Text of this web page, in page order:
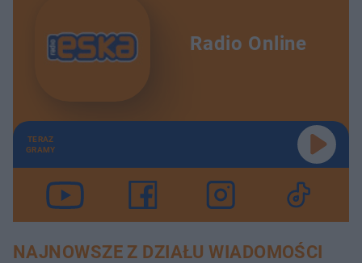
Radio Online
TERAZ
GRAMY
NAJNOWSZE Z DZIAŁU WIADOMOŚCI